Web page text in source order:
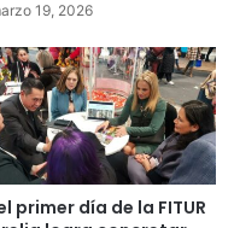
19, 2026
primer día de la FITUR